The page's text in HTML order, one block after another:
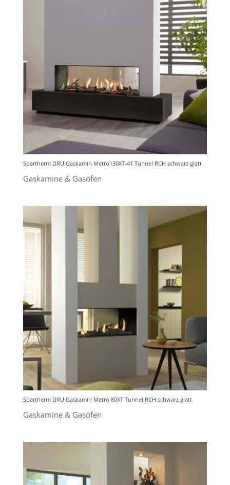
Spartherm DRU Gaskamin Metro130XT-41 Tunnel RCH schwarz glatt
Gaskamine & Gasöfen
Spartherm DRU Gaskamin Metro 80XT Tunnel RCH schwarz glatt
Gaskamine & Gasöfen